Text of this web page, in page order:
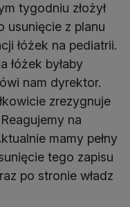
tygodniu złożył
usunięcie z planu
łóżek na pediatrii.
łóżek byłaby
nam dyrektor.
zrezygnuje
na
mamy pełny
tego zapisu
po stronie władz